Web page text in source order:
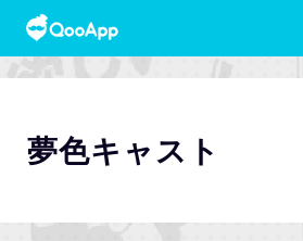
夢色キャスト